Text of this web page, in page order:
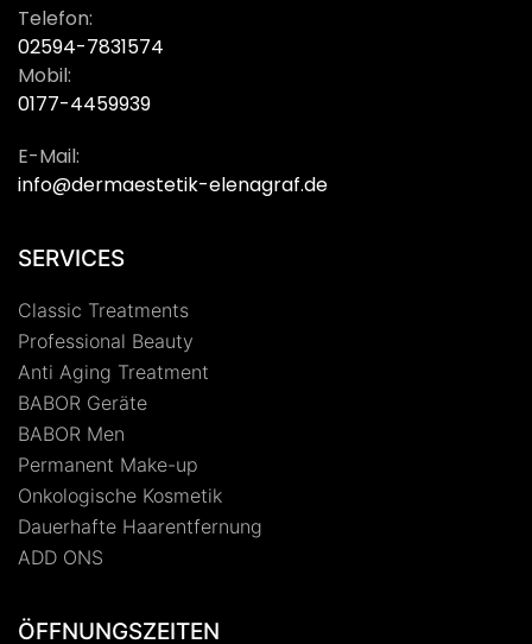
Telefon:
02594-7831574
Mobil:
0177-4459939
E-Mail:
info@dermaestetik-elenagraf.de
SERVICES
Classic Treatments
Professional Beauty
Anti Aging Treatment
BABOR Geräte
BABOR Men
Permanent Make-up
Onkologische Kosmetik
Dauerhafte Haarentfernung
ADD ONS
ÖFFNUNGSZEITEN